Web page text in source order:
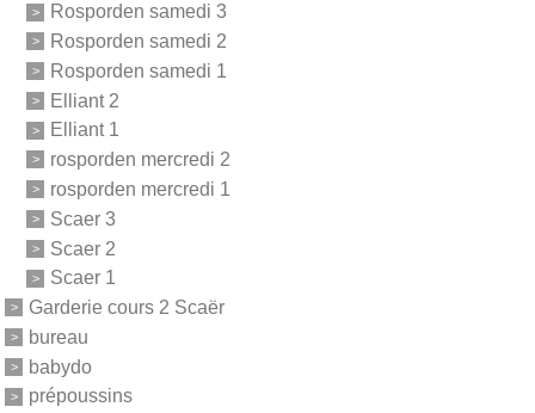
Rosporden samedi 3
Rosporden samedi 2
Rosporden samedi 1
Elliant 2
Elliant 1
rosporden mercredi 2
rosporden mercredi 1
Scaer 3
Scaer 2
Scaer 1
Garderie cours 2 Scaër
bureau
babydo
prépoussins